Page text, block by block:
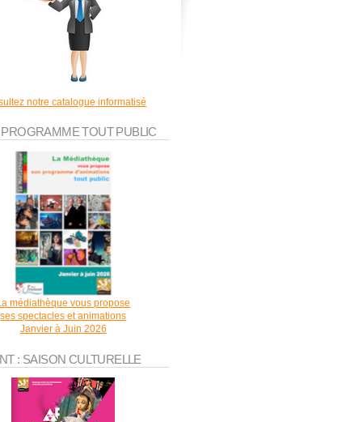
notre catalogue informatisé
TOUT PUBLIC
médiathèque vous propose
ses spectacles et animations
Janvier à Juin 2026
: SAISON CULTURELLE